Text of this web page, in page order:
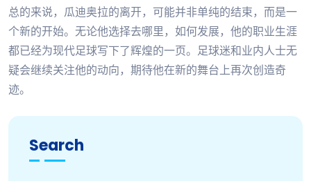
总的来说，瓜迪奥拉的离开，可能并非单纯的结束，而是一
个新的开始。无论他选择去哪里，如何发展，他的职业生涯
都已经为现代足球写下了辉煌的一页。足球迷和业内人士无
疑会继续关注他的动向，期待他在新的舞台上再次创造奇
迹。
Search